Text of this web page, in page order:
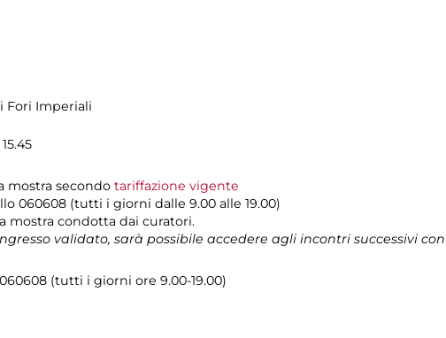
Fori Imperiali
mostra secondo tariffazione vigente
060608 (tutti i giorni dalle 9.00 alle 19.00)
mostra condotta dai curatori.
validato, sarà possibile accedere agli incontri successivi
(tutti i giorni ore 9.00-19.00)